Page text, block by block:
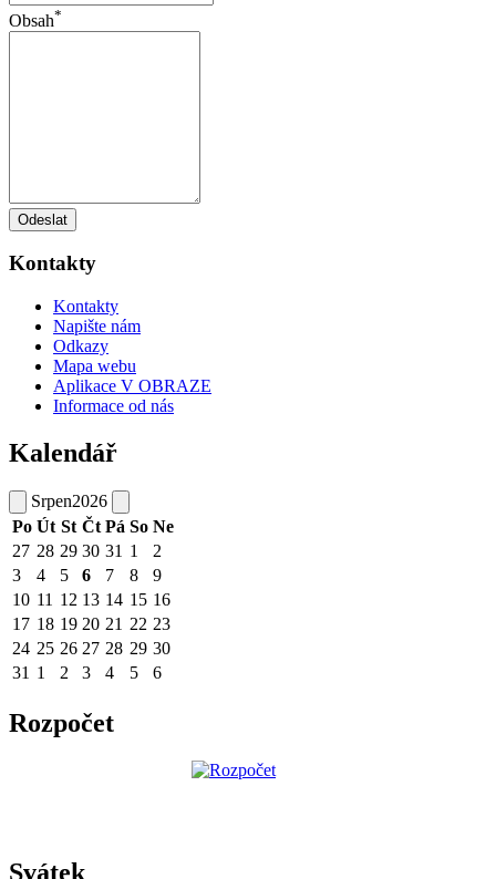
Obsah*
Odeslat
Kontakty
Kontakty
Napište nám
Odkazy
Mapa webu
Aplikace V OBRAZE
Informace od nás
Kalendář
Srpen2026
Po Út St Čt Pá So Ne
27 28 29 30 31 1
2
3
4 5 6 7 8
9
10 11 12 13 14 15 16
17 18 19 20 21 22 23
24 25 26 27 28 29 30
31 1 2 3 4 5 6
Rozpočet
Svátek